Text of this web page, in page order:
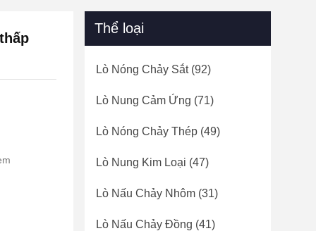
Thể loại
Lò Nóng Chảy Sắt(92)
Lò Nung Cảm Ứng (71)
Lò Nóng Chảy Thép (49)
Lò Nung Kim Loại (47)
Lò Nấu Chảy Nhôm (31)
Lò Nấu Chảy Đồng (41)